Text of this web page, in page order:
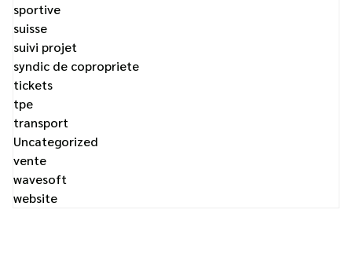
sportive
suisse
suivi projet
syndic de copropriete
tickets
tpe
transport
Uncategorized
vente
wavesoft
website